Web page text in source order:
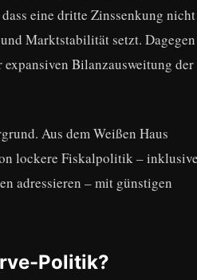
eine dritte Zinssenkung nicht
Marktstabilität setzt. Dagegen
Bilanzausweitung der
Aus dem Weißen Haus
lockere Fiskalpolitik – inklusive
adressieren – mit günstigen
Politik?